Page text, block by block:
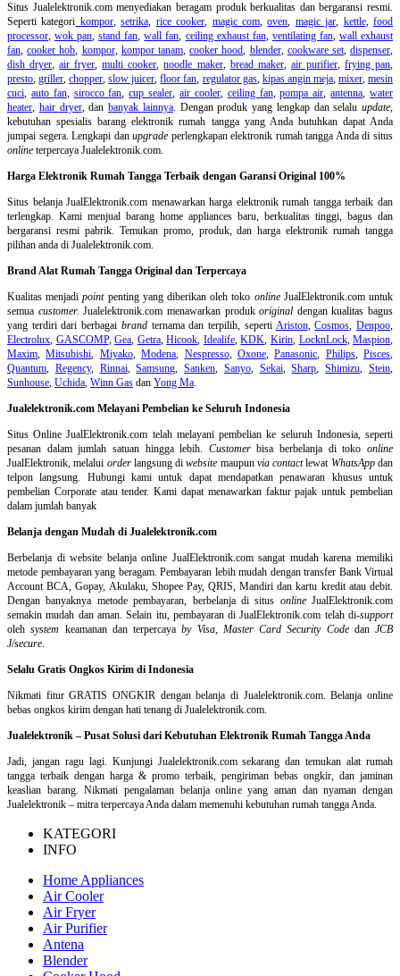
Situs Jualelektronik.com menyediakan beragam produk berkualitas dan bergaransi resmi.
Seperti kategori kompor,setrika, rice cooker, magic com,oven, magic jar, kettle,food
processor,wok pan,stand fan,wall fan, ceiling exhaust fan, ventilating fan, wall exhaust
fan,cooker hob, kompor, kompor tanam,cooker hood, blender, cookware set,dispenser,
dish dryer,air fryer,multi cooker,noodle maker, bread maker, air purifier, frying pan,
presto,griller,chopper,slow juicer,floor fan, regulator gas, kipas angin meja, mixer,mesin
cuci, auto fan, sirocco fan,cup sealer,air cooler, ceiling fan,pompa air,antenna,water
heater, hair dryer, dan banyak lainnya. Dengan produk yang lengkap dan selalu update,
kebutuhan spesialis barang elektronik rumah tangga yang Anda butuhkan dapat Anda
jumpai segera. Lengkapi danupgrade perlengkapan elektronik rumah tangga Anda di situs
online terpercaya Jualelektronik.com.
Harga Elektronik Rumah Tangga Terbaik dengan Garansi Original 100%
Situs belanjaJualElektronik.com menawarkan harga elektronik rumah tangga terbaik dan
terlengkap. Kami menjual barang home appliances baru, berkualitas tinggi, bagus dan
bergaransi resmi pabrik. Temukan promo, produk, dan harga elektronik rumah tangga
pilihan anda di Jualelektronik.com.
Brand Alat Rumah Tangga Original dan Terpercaya
Kualitas menjadipointpenting yang diberikan oleh toko onlineJualElektronik.com untuk
semua customer. Jualelektronik.com menawarkan produkoriginal dengan kualitas bagus
yang terdiri dari berbagai brandternama dan terpilih, seperti Ariston,Cosmos,Denpoo,
Electrolux, GASCOMP,Gea, Getra,Hicook, Idealife,KDK, Kirin, LocknLock,Maspion,
Maxim,Mitsubishi, Miyako,Modena, Nespresso, Oxone,Panasonic, Philips, Pisces,
Quantum, Regency, Rinnai,Samsung,Sanken, Sanyo, Sekai,Sharp,Shimizu,Stein,
Sunhouse, Uchida, Winn Gas dan Yong Ma.
Jualelektronik.com Melayani Pembelian ke Seluruh Indonesia
Situs Online JualElektronik.com telah melayani pembelian ke seluruh Indonesia, seperti
pesanan dalam jumlah satuan hingga lebih. Customerbisa berbelanja di tokoonline
JualElektronik, melalui orderlangsung diwebsite maupun via contactlewat WhatsAppdan
telpon langsung. Hubungi kami untuk dapat mendapatkan penawaran khusus untuk
pembelian Corporate atau tender. Kami dapat menawarkan faktur pajak untuk pembelian
dalam jumlah banyak
Belanja dengan Mudah di Jualelektronik.com
Berbelanja diwebsite belanja online JualElektronik.com sangat mudah karena memiliki
metode pembayaran yang beragam. Pembayaran lebih mudah dengan transfer Bank Virtual
Account BCA, Gopay, Akulaku, Shopee Pay, QRIS, Mandiri dan kartu kredit atau debit.
Dengan banyaknya metode pembayaran, berbelanja di situs onlineJualElektronik.com
semakin mudah dan aman. Selain itu, pembayaran di JualElektronik.com telah di-support
olehsystem keamanan dan terpercayaby Visa, Master Card Security Codedan JCB
J/secure.
Selalu Gratis Ongkos Kirim di Indonesia
Nikmati fitur GRATIS ONGKIR dengan belanja di Jualelektronik.com. Belanja online
bebas ongkos kirim dengan hati tenang di Jualelektronik.com.
Jualelektronik – Pusat Solusi dari Kebutuhan Elektronik Rumah Tangga Anda
Jadi, jangan ragu lagi. Kunjungi Jualelektronik.com sekarang dan temukan alat rumah
tangga terbaik dengan harga & promo terbaik, pengiriman bebas ongkir, dan jaminan
keaslian barang. Nikmati pengalaman belanja online yang aman dan nyaman dengan
Jualelektronik – mitra terpercaya Anda dalam memenuhi kebutuhan rumah tangga Anda.
KATEGORI
INFO
Home Appliances
Air Cooler
Air Fryer
Air Purifier
Antena
Blender